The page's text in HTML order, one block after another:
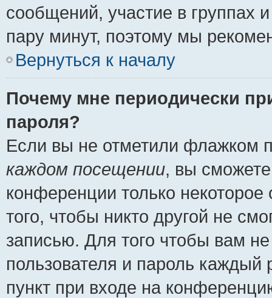
сообщений, участие в группах
пару минут, поэтому мы
Вернуться к началу
Почему мне периодически
пароля?
Если вы не отметили флажком
каждом посещении, вы
конференции только
того, чтобы никто другой не
записью. Для того чтобы вам
пользователя и пароль
пункт при входе на